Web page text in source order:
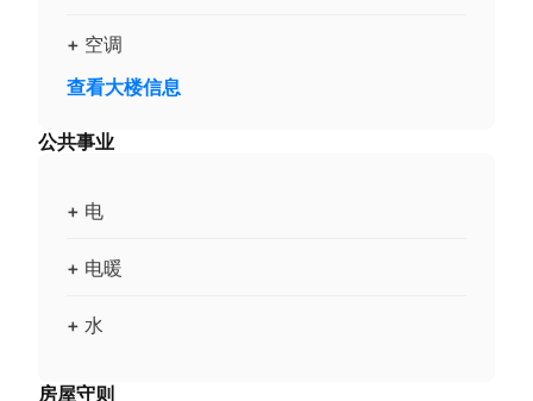
+ 空调
查看大楼信息
公共事业
+ 电
+ 电暖
+ 水
房屋守则